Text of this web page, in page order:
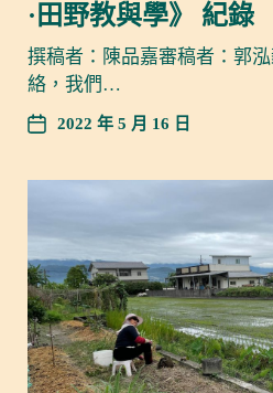
·田野教與學》 紀錄
撰稿者：陳品嘉審稿者：郭
絡，我們…
2022 年 5 月 16 日